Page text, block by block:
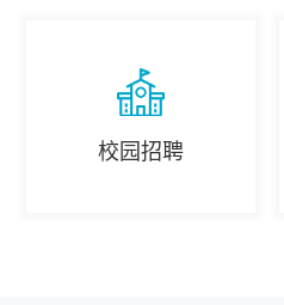
校园招聘